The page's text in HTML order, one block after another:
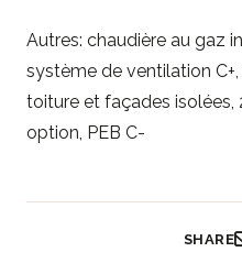
Autres: chaudière au gaz
système de ventilation
toiture et façades isolées,
option, PEB C-
SHARE